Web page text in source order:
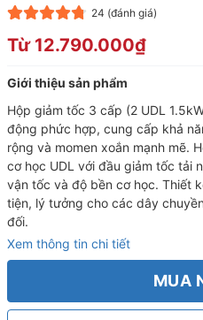
dựa trên
24 (đánh giá)
Từ 12.790.000₫
Giới thiệu sản phẩm
Hộp giảm tốc 3 cấp (2 UDL
động phức hợp, cung cấp khả
rộng và momen xoắn mạnh mẽ.
cơ học UDL với đầu giảm tốc tải
vận tốc và độ bền cơ học. Thiết
tiện, lý tưởng cho các dây
đối.
Xem thông tin chi tiết
MUA